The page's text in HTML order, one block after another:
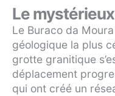
Le
Le Buraco da
géologique la plus
grotte granitique
déplacement
qui ont créé un